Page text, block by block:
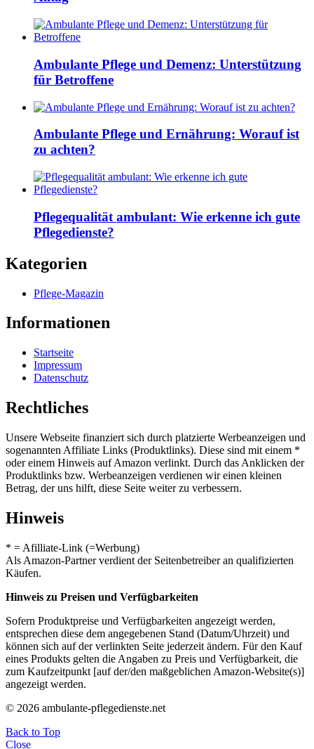
Ambulante Pflege und Demenz: Unterstützung
für Betroffene
Ambulante Pflege und Ernährung: Worauf ist
zu achten?
Pflegequalität ambulant: Wie erkenne ich gute
Pflegedienste?
Kategorien
Pflege-Magazin
Informationen
Startseite
Impressum
Datenschutz
Rechtliches
Unsere Webseite finanziert sich durch platzierte Werbeanzeigen und
sogenannten Affiliate Links (Produktlinks). Diese sind mit einem *
oder einem Hinweis auf Amazon verlinkt. Durch das Anklicken der
Produktlinks bzw. Werbeanzeigen verdienen wir einen kleinen
Betrag, der uns hilft, diese Seite weiter zu verbessern.
Hinweis
* = Afilliate-Link (=Werbung)
Als Amazon-Partner verdient der Seitenbetreiber an qualifizierten
Käufen.
Hinweis zu Preisen und Verfügbarkeiten
Sofern Produktpreise und Verfügbarkeiten angezeigt werden,
entsprechen diese dem angegebenen Stand (Datum/Uhrzeit) und
können sich auf der verlinkten Seite jederzeit ändern. Für den Kauf
eines Produkts gelten die Angaben zu Preis und Verfügbarkeit, die
zum Kaufzeitpunkt [auf der/den maßgeblichen Amazon-Website(s)]
angezeigt werden.
© 2026 ambulante-pflegedienste.net
Back to Top
Close